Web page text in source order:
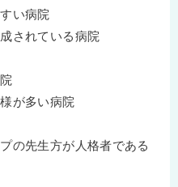
い病院
されている病院
が多い病院
の先生方が人格者である